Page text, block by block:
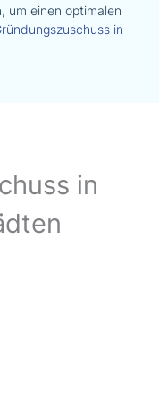
um einen optimalen
in
in